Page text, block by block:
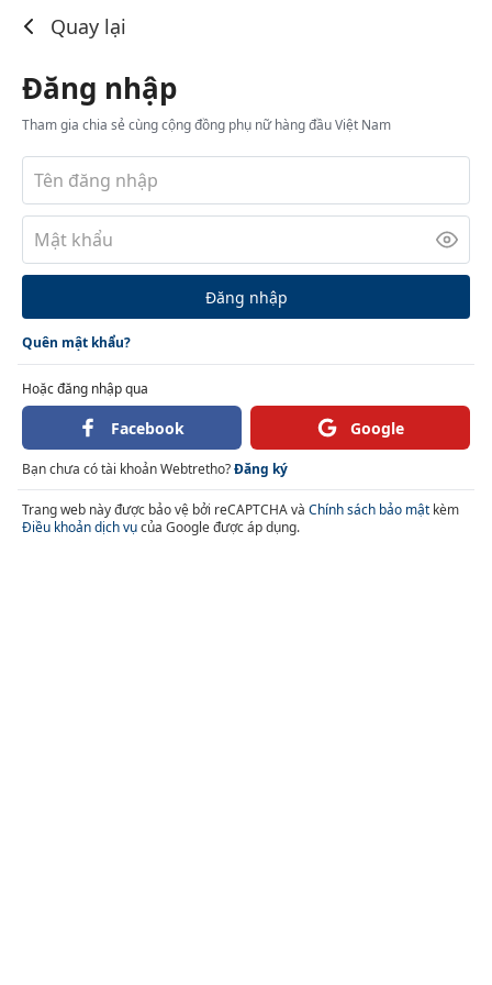
Quay lại
Đăng nhập
Tham gia chia sẻ cùng cộng đồng phụ nữ hàng đầu Việt Nam
Đăng nhập
Quên mật khẩu?
Hoặc đăng nhập qua
Facebook Google
Bạn chưa có tài khoản Webtretho?Đăng ký
Trang web này được bảo vệ bởi reCAPTCHA và Chính sách bảo mật kèm
Điều khoản dịch vụcủa Google được áp dụng.